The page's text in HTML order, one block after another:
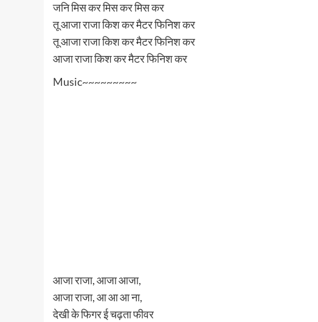
जनि मिस कर मिस कर मिस कर
तू आजा राजा किश कर मैटर फिनिश कर
तू आजा राजा किश कर मैटर फिनिश कर
आजा राजा किश कर मैटर फिनिश कर
Music~~~~~~~~~
आजा राजा, आजा आजा,
आजा राजा, आ आ आ ना,
देखी के फिगर ई चढ़ता फीवर